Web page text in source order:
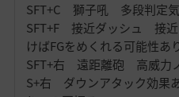
SFT+C 獅子吼 多段判定
SFT+F 接近ダッシュ 接近
けばFGをめくれる可能性あ
SFT+右 遠距離砲 高威力
S+右 ダウンアタック効果